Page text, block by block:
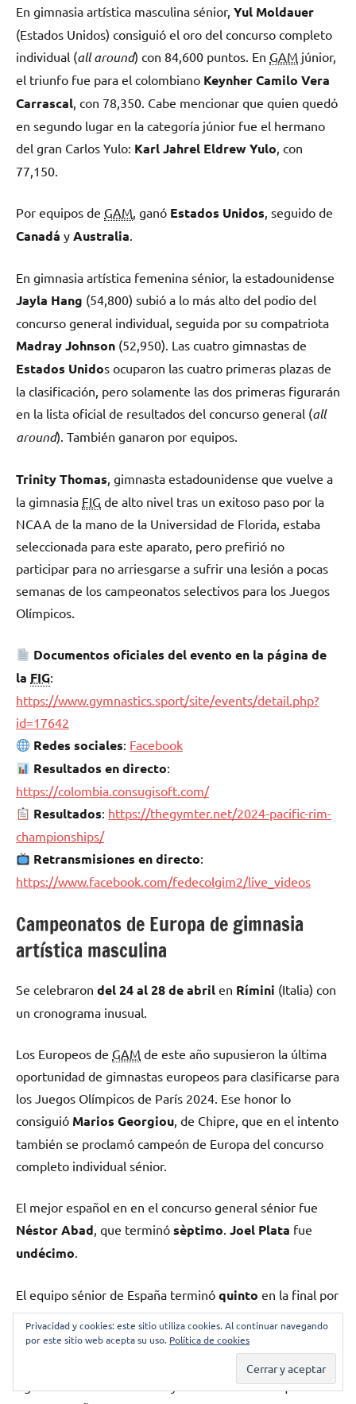
En gimnasia artística masculina sénior, Yul Moldauer
(Estados Unidos) consiguió el oro del concurso completo
individual (all around) con 84,600 puntos. En GAM júnior,
el triunfo fue para el colombiano Keynher Camilo Vera
Carrascal, con 78,350. Cabe mencionar que quien quedó
en segundo lugar en la categoría júnior fue el hermano
del gran Carlos Yulo: Karl Jahrel Eldrew Yulo, con
77,150.
Por equipos de GAM, ganó Estados Unidos, seguido de
Canadá y Australia.
En gimnasia artística femenina sénior, la estadounidense
Jayla Hang (54,800) subió a lo más alto del podio del
concurso general individual, seguida por su compatriota
Madray Johnson (52,950). Las cuatro gimnastas de
Estados Unidos ocuparon las cuatro primeras plazas de
la clasificación, pero solamente las dos primeras figurarán
en la lista oficial de resultados del concurso general (all
around). También ganaron por equipos.
Trinity Thomas, gimnasta estadounidense que vuelve a
la gimnasia FIG de alto nivel tras un exitoso paso por la
NCAA de la mano de la Universidad de Florida, estaba
seleccionada para este aparato, pero prefirió no
participar para no arriesgarse a sufrir una lesión a pocas
semanas de los campeonatos selectivos para los Juegos
Olímpicos.
Documentos oficiales del evento en la página de
la FIG:
https://www.gymnastics.sport/site/events/detail.php?
id=17642
Redes sociales: Facebook
Resultados en directo:
https://colombia.consugisoft.com/
Resultados: https://thegymter.net/2024-pacific-rim-
championships/
Retransmisiones en directo:
https://www.facebook.com/fedecolgim2/live_videos
Campeonatos de Europa de gimnasia
artística masculina
Se celebraron del 24 al 28 de abril en Rímini (Italia) con
un cronograma inusual.
Los Europeos de GAM de este año supusieron la última
oportunidad de gimnastas europeos para clasificarse para
los Juegos Olímpicos de París 2024. Ese honor lo
consiguió Marios Georgiou, de Chipre, que en el intento
también se proclamó campeón de Europa del concurso
completo individual sénior.
El mejor español en en el concurso general sénior fue
Néstor Abad, que terminó sèptimo. Joel Plata fue
undécimo.
El equipo sénior de España terminó quinto en la final por
equipos después de haber quedadoterceroen la
calificación. En esa final, consiguió el oro el equipo de
, que acudía al campeonato con sus grandes
figuras del momento. A muy corta distancia se quedó
Privacidad y cookies: este sitio utiliza cookies. Al continuar navegando
por este sitio web acepta su uso. Política de cookies